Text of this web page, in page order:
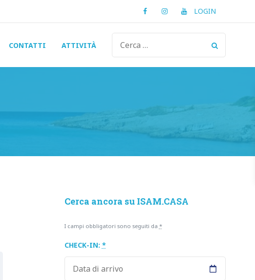
FacebookInstagramYoutube
LOGIN
CONTATTI ATTIVITÀ
Cerca ancora su ISAM.CASA
I campi obbligatori sono seguiti da *
CHECK-IN: *